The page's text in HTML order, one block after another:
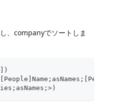
、companyでソートしま